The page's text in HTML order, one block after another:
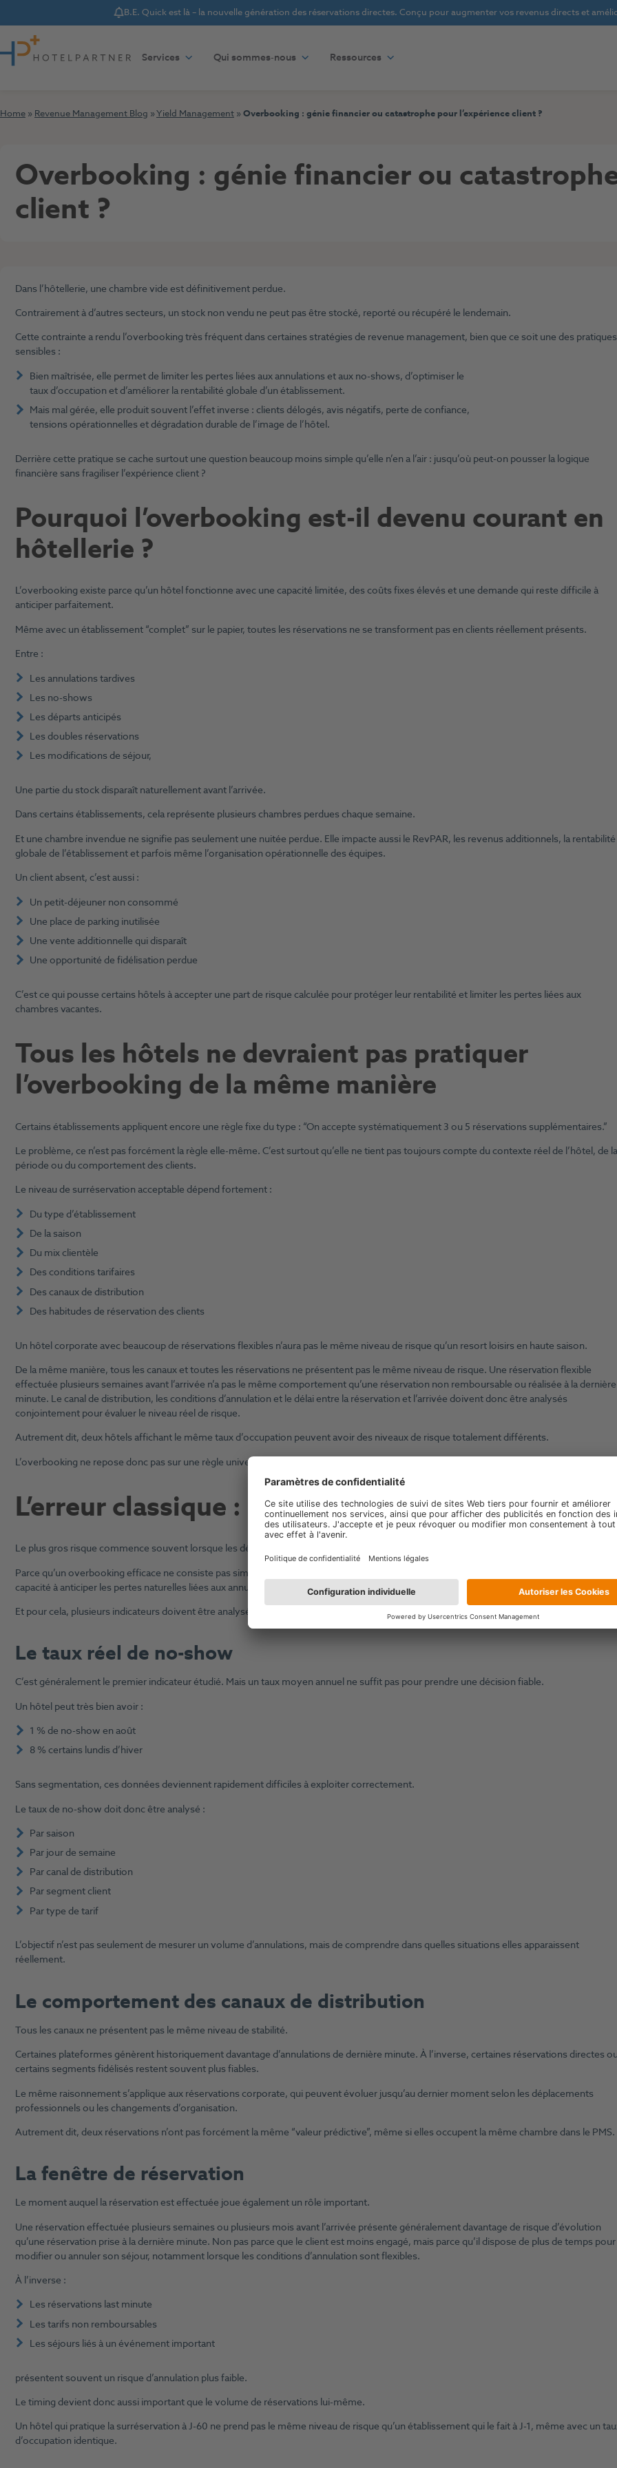
Notice
B.E. Quick est là – la nouvelle génération des réservations directes. Conçu pour augmenter vos revenus directs et
Aller au contenu
Services
Qui sommes-nous Ressources
Home » Revenue Management Blog »Yield Management » Overbooking : génie financier ou catastrophe pour l’expérience client ?
Overbooking : génie financier ou
client ?
Dans l’hôtellerie, une chambre vide est définitivement perdue.
Contrairement à d’autres secteurs, un stock non vendu ne peut pas être stocké, reporté ou récupéré le lendemain.
Cette contrainte a rendu l’overbooking très fréquent dans certaines stratégies de revenue management, bien que ce soit une des pratiques
sensibles :
Bien maîtrisée, elle permet de limiter les pertes liées aux annulations et aux no-shows, d’optimiser le
taux d’occupation et d’améliorer la rentabilité globale d’un établissement.
Mais mal gérée, elle produit souvent l’effet inverse : clients délogés, avis négatifs, perte de confiance,
tensions opérationnelles et dégradation durable de l’image de l’hôtel.
Derrière cette pratique se cache surtout une question beaucoup moins simple qu’elle n’en a l’air : jusqu’où peut-on pousser la logique
financière sans fragiliser l’expérience client ?
Pourquoi l’overbooking est-il devenu courant en
hôtellerie ?
L’overbooking existe parce qu’un hôtel fonctionne avec une capacité limitée, des coûts fixes élevés et une demande qui reste difficile à
anticiper parfaitement.
Même avec un établissement “complet” sur le papier, toutes les réservations ne se transforment pas en clients réellement présents.
Entre :
Les annulations tardives
Les no-shows
Les départs anticipés
Les doubles réservations
Les modifications de séjour,
Une partie du stock disparaît naturellement avant l’arrivée.
Dans certains établissements, cela représente plusieurs chambres perdues chaque semaine.
Et une chambre invendue ne signifie pas seulement une nuitée perdue. Elle impacte aussi le RevPAR, les revenus additionnels, la rentabilité
globale de l’établissement et parfois même l’organisation opérationnelle des équipes.
Un client absent, c’est aussi :
Un petit-déjeuner non consommé
Une place de parking inutilisée
Une vente additionnelle qui disparaît
Une opportunité de fidélisation perdue
C’est ce qui pousse certains hôtels à accepter une part de risque calculée pour protéger leur rentabilité et limiter les pertes liées aux
chambres vacantes.
Tous les hôtels ne devraient pas pratiquer
l’overbooking de la même manière
Certains établissements appliquent encore une règle fixe du type : “On accepte systématiquement 3 ou 5 réservations supplémentaires.”
Le problème, ce n’est pas forcément la règle elle-même. C’est surtout qu’elle ne tient pas toujours compte du contexte réel de l’hôtel, de la
période ou du comportement des clients.
Le niveau de surréservation acceptable dépend fortement :
Du type d’établissement
De la saison
Du mix clientèle
Des conditions tarifaires
Des canaux de distribution
Des habitudes de réservation des clients
Un hôtel corporate avec beaucoup de réservations flexibles n’aura pas le même niveau de risque qu’un resort loisirs en haute saison.
De la même manière, tous les canaux et toutes les réservations ne présentent pas le même niveau de risque. Une réservation flexible
effectuée plusieurs semaines avant l’arrivée n’a pas le même comportement qu’une réservation non remboursable ou réalisée à la dernière
minute. Le canal de distribution, les conditions d’annulation et le délai entre la réservation et l’arrivée doivent donc être analysés
conjointement pour évaluer le niveau réel de risque.
Autrement dit, deux hôtels affichant le même taux d’occupation peuvent avoir des niveaux de risque totalement différents.
L’overbooking ne repose donc pas sur une règle universelle, mais sur une lecture précise des comportements de réservation.
L’erreur classique : overbooker “au feeling”
Le plus gros risque commence souvent lorsque les décisions sont prises sans véritable analyse des données.
Parce qu’un overbooking efficace ne consiste pas simplement à “prendre quelques réservations de plus au cas où”. Il repose surtout sur la
capacité à anticiper les pertes naturelles liées aux annulations, aux no-shows ou aux modifications de séjour.
Et pour cela, plusieurs indicateurs doivent être analysés ensemble.
Le taux réel de no-show
C’est généralement le premier indicateur étudié. Mais un taux moyen annuel ne suffit pas pour prendre une décision fiable.
Un hôtel peut très bien avoir :
1 % de no-show en août
8 % certains lundis d’hiver
Sans segmentation, ces données deviennent rapidement difficiles à exploiter correctement.
Le taux de no-show doit donc être analysé :
Par saison
Par jour de semaine
Par canal de distribution
Par segment client
Par type de tarif
L’objectif n’est pas seulement de mesurer un volume d’annulations, mais de comprendre dans quelles situations elles apparaissent
réellement.
Le comportement des canaux de distribution
Tous les canaux ne présentent pas le même niveau de stabilité.
Certaines plateformes génèrent historiquement davantage d’annulations de dernière minute. À l’inverse, certaines réservations directes
certains segments fidélisés restent souvent plus fiables.
Le même raisonnement s’applique aux réservations corporate, qui peuvent évoluer jusqu’au dernier moment selon les déplacements
professionnels ou les changements d’organisation.
Autrement dit, deux réservations n’ont pas forcément la même “valeur prédictive”, même si elles occupent la même chambre dans le PMS.
La fenêtre de réservation
Le moment auquel la réservation est effectuée joue également un rôle important.
Une réservation effectuée plusieurs semaines ou plusieurs mois avant l’arrivée présente généralement davantage de risque d’évolution
qu’une réservation prise à la dernière minute. Non pas parce que le client est moins engagé, mais parce qu’il dispose de plus de temps pour
modifier ou annuler son séjour, notamment lorsque les conditions d’annulation sont flexibles.
À l’inverse :
Les réservations last minute
Les tarifs non remboursables
Les séjours liés à un événement important
présentent souvent un risque d’annulation plus faible.
Le timing devient donc aussi important que le volume de réservations lui-même.
Un hôtel qui pratique la surréservation à J-60 ne prend pas le même niveau de risque qu’un établissement qui le fait à J-1, même avec un
d’occupation identique.